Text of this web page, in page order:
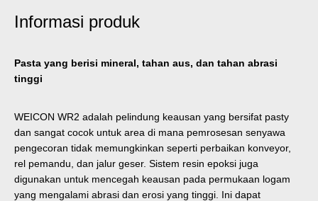
Informasi produk
Pasta yang berisi mineral, tahan aus, dan tahan abrasi
tinggi
WEICON WR2 adalah pelindung keausan yang bersifat pasty
dan sangat cocok untuk area di mana pemrosesan senyawa
pengecoran tidak memungkinkan seperti perbaikan konveyor,
rel pemandu, dan jalur geser. Sistem resin epoksi juga
digunakan untuk mencegah keausan pada permukaan logam
yang mengalami abrasi dan erosi yang tinggi. Ini dapat